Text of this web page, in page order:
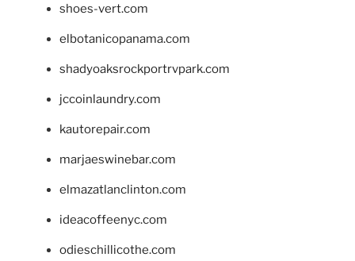
shoes-vert.com
elbotanicopanama.com
shadyoaksrockportrvpark.com
jccoinlaundry.com
kautorepair.com
marjaeswinebar.com
elmazatlanclinton.com
ideacoffeenyc.com
odieschillicothe.com